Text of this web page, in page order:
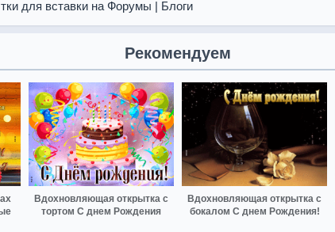
для вставки на Форумы | Блоги
Рекомендуем
Вдохновляющая открытка с
тортом С днем Рождения
Вдохновляющая открытка с
бокалом С днем Рождения!